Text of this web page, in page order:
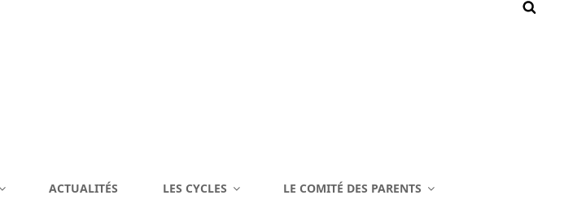
ACTUALITÉS LES CYCLES LE COMITÉ DES PARENTS